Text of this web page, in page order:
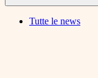
Tutte le news